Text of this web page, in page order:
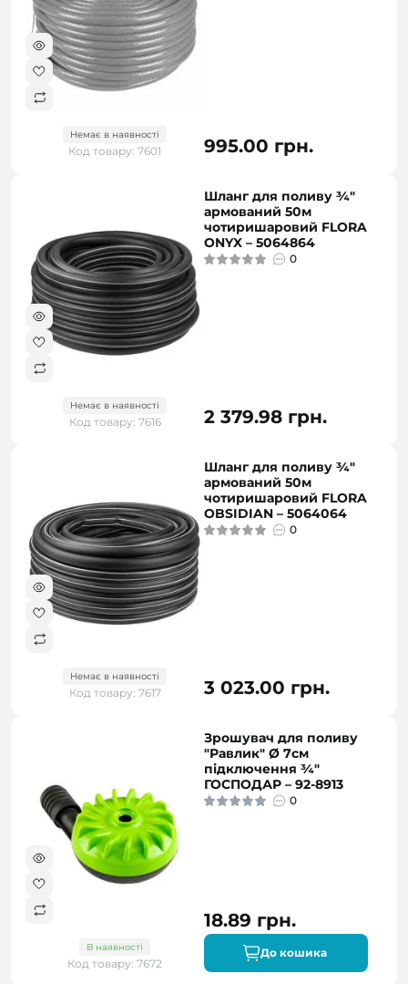
Немає в наявності
Код товару: 7601 995.00 грн.
Немає в наявності
Код товару: 7616
Шланг для поливу ¾"
армований 50м
чотиришаровий FLORA
ONYX – 5064864
0
2 379.98 грн.
Немає в наявності
Код товару: 7617
Шланг для поливу ¾″
армований 50м
чотиришаровий FLORA
OBSIDIAN – 5064064
0
3 023.00 грн.
В наявності
Код товару: 7672
Зрошувач для поливу
"Равлик" Ø 7см
підключення ¾"
ГОСПОДАР – 92-8913
0
18.89 грн.
До кошика